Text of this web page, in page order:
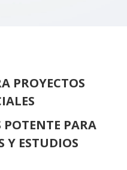
PROYECTOS
PARA
Y ESTUDIOS